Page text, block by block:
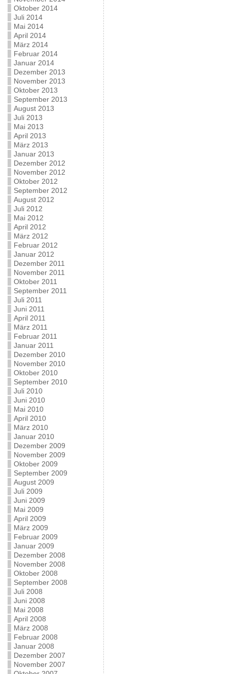
Oktober 2014
Juli 2014
Mai 2014
April 2014
März 2014
Februar 2014
Januar 2014
Dezember 2013
November 2013
Oktober 2013
September 2013
August 2013
Juli 2013
Mai 2013
April 2013
März 2013
Januar 2013
Dezember 2012
November 2012
Oktober 2012
September 2012
August 2012
Juli 2012
Mai 2012
April 2012
März 2012
Februar 2012
Januar 2012
Dezember 2011
November 2011
Oktober 2011
September 2011
Juli 2011
Juni 2011
April 2011
März 2011
Februar 2011
Januar 2011
Dezember 2010
November 2010
Oktober 2010
September 2010
Juli 2010
Juni 2010
Mai 2010
April 2010
März 2010
Januar 2010
Dezember 2009
November 2009
Oktober 2009
September 2009
August 2009
Juli 2009
Juni 2009
Mai 2009
April 2009
März 2009
Februar 2009
Januar 2009
Dezember 2008
November 2008
Oktober 2008
September 2008
Juli 2008
Juni 2008
Mai 2008
April 2008
März 2008
Februar 2008
Januar 2008
Dezember 2007
November 2007